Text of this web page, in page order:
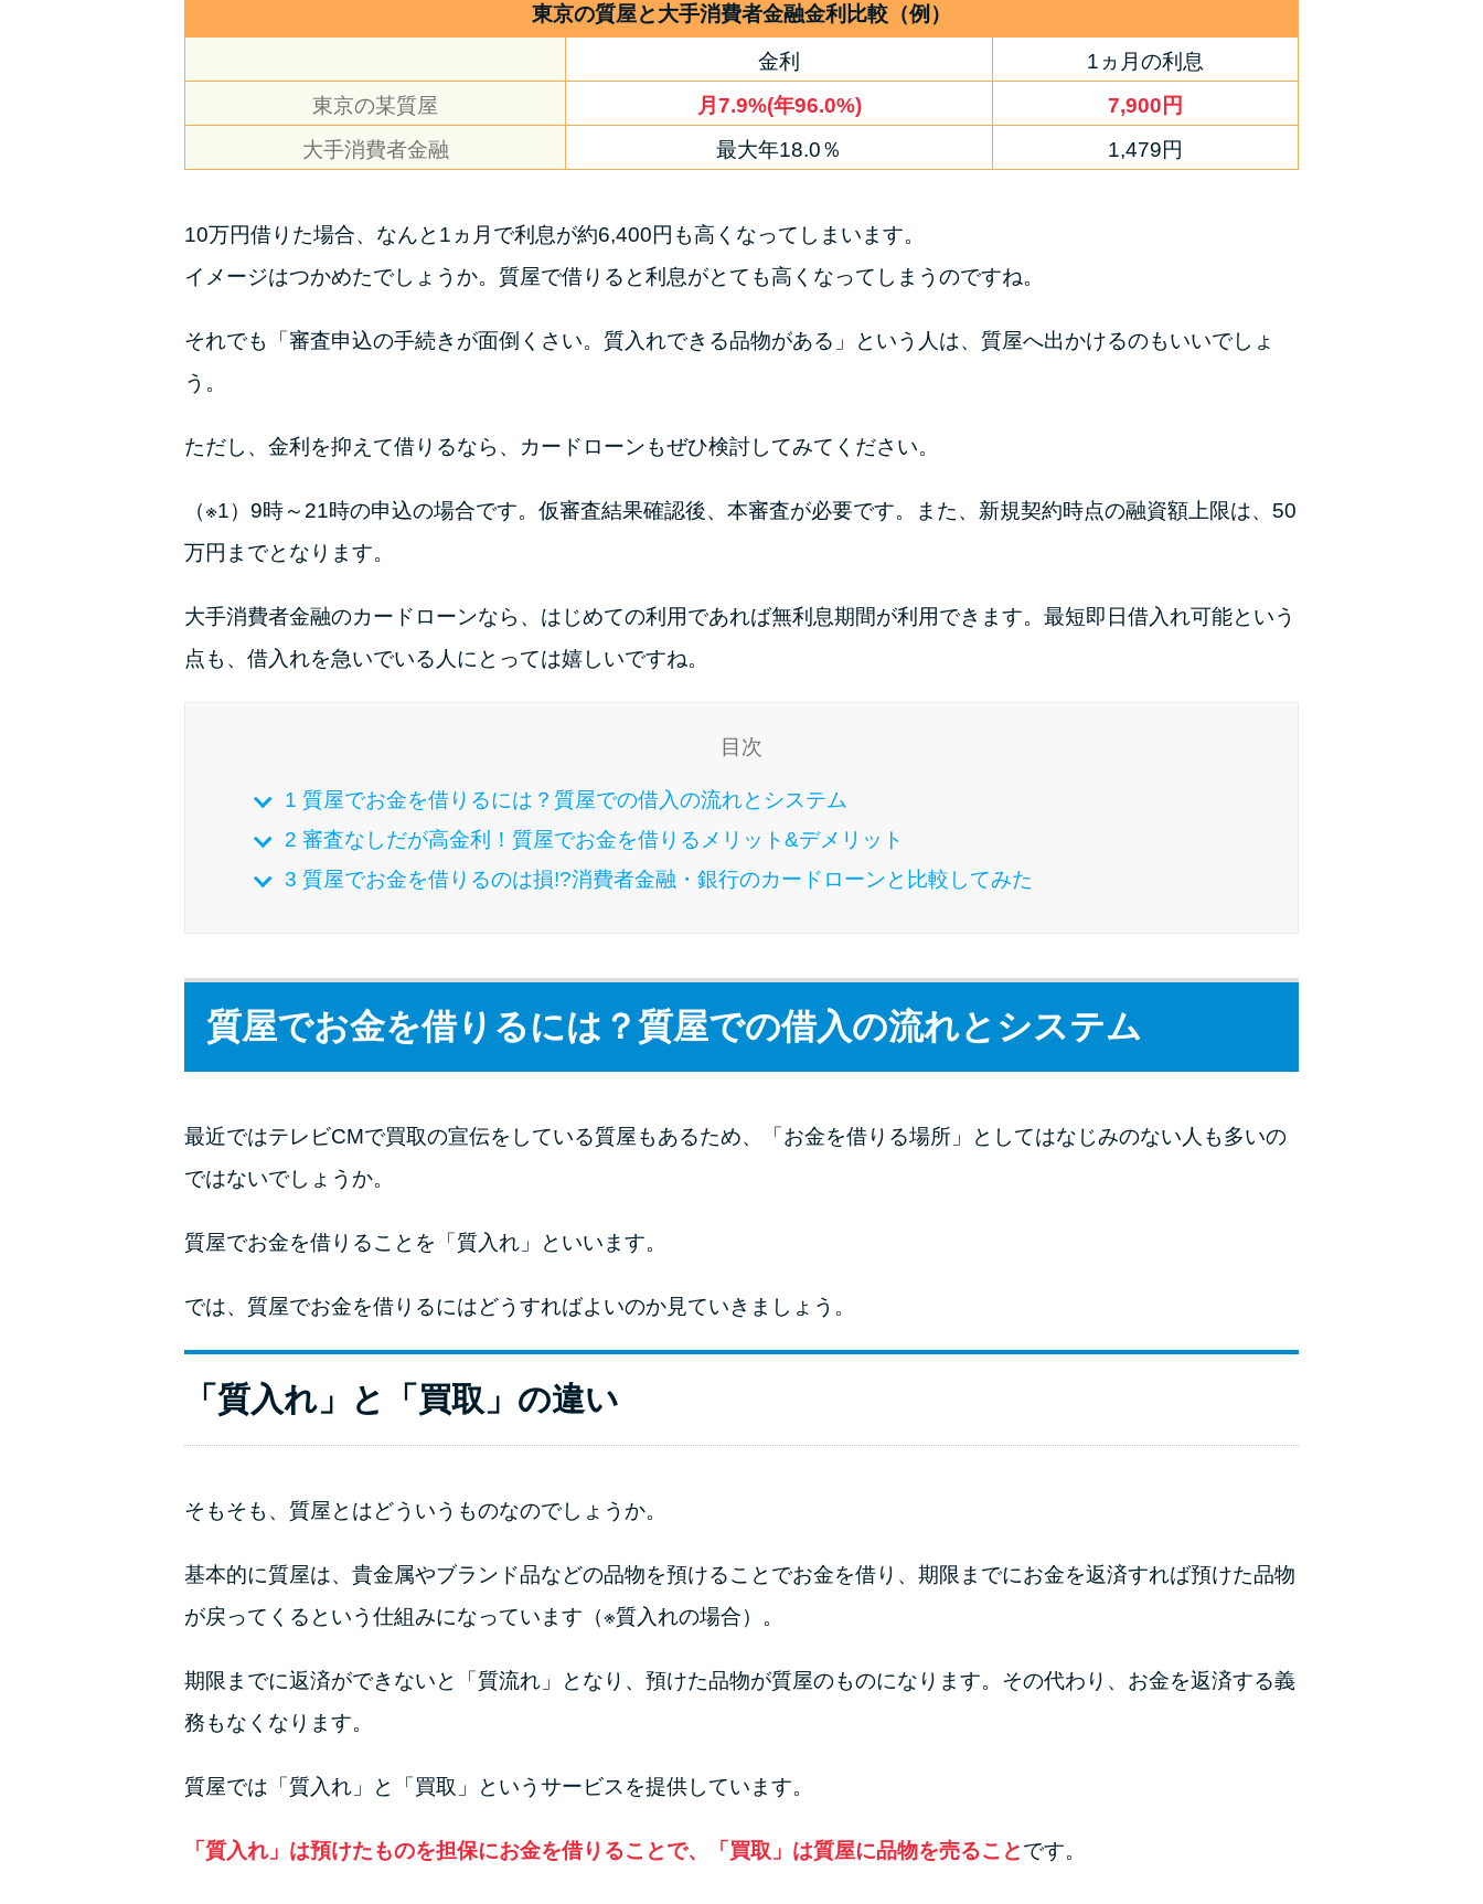
相談より賢い方法2選
街金とは？絶対審査通る？借金に悩む人へ街金
をおすすめしない理由
質屋でお金を借りるには？年利やシステムをカ
りる方法がある？
学生がお金を借りる方法は？親へのバレにくさ
理由と借りた場合の対処法
らない理由
イックの口コミを分析
東京の質屋と大手消費者金融金利比較（例）
金利
1ヵ月の利息
東京の某質屋
月7.9%(年96.0%)
7,900円
大手消費者金融
最大年18.0％ 1,479円
10万円借りた場合、なんと1ヵ月で利息が約6,400円も高くなってしまいます。
イメージはつかめたでしょうか。質屋で借りると利息がとても高くなってしまうのですね。
それでも「審査申込の手続きが面倒くさい。質入れできる品物がある」という人は、質屋へ出かけるのもいいでしょ
う。
ただし、金利を抑えて借りるなら、カードローンもぜひ検討してみてください。
（※1）9時～21時の申込の場合です。仮審査結果確認後、本審査が必要です。また、新規契約時点の融資額上限は、50
万円までとなります。
大手消費者金融のカードローンなら、はじめての利用であれば無利息期間が利用できます。最短即日借入れ可能という
点も、借入れを急いでいる人にとっては嬉しいですね。
目次
1 質屋でお金を借りるには？質屋での借入の流れとシステム
2 審査なしだが高金利！質屋でお金を借りるメリット&デメリット
3 質屋でお金を借りるのは損!?消費者金融・銀行のカードローンと比較してみた
質屋でお金を借りるには？質屋での借入の流れとシステム
最近ではテレビCMで買取の宣伝をしている質屋もあるため、「お金を借りる場所」としてはなじみのない人も多いの
ではないでしょうか。
質屋でお金を借りることを「質入れ」といいます。
では、質屋でお金を借りるにはどうすればよいのか見ていきましょう。
「質入れ」と「買取」の違い
そもそも、質屋とはどういうものなのでしょうか。
基本的に質屋は、貴金属やブランド品などの品物を預けることでお金を借り、期限までにお金を返済すれば預けた品物
が戻ってくるという仕組みになっています（※質入れの場合）。
期限までに返済ができないと「質流れ」となり、預けた品物が質屋のものになります。その代わり、お金を返済する義
務もなくなります。
質屋では「質入れ」と「買取」というサービスを提供しています。
「質入れ」は預けたものを担保にお金を借りることで、「買取」は質屋に品物を売ることです。